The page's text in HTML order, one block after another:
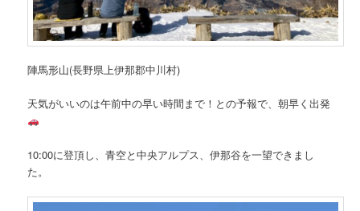
陣馬形山(長野県上伊那郡中川村)
天気がいいのは午前中の早い時間まで！との予報で、朝早く出発
10:00に登頂し、青空と中央アルプス、伊那谷を一望できまし
た。